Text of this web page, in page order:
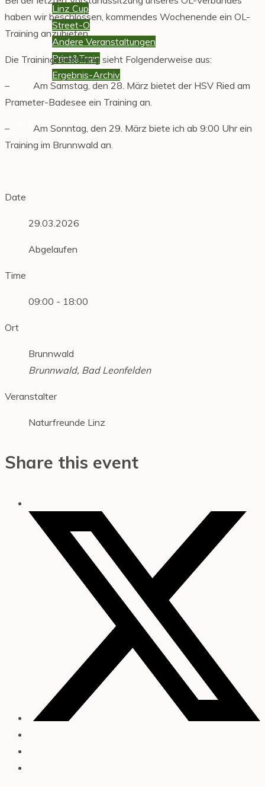
stellt
sich
Ausschreibungen,
Ergebnisse,
Berichte
von
Linz Cup
Street-O
Andere Veranstaltungen
Print&Train
Ergebnis-Archiv
Karten
Links
haben wir beschlossen, kommendes Wochenende ein OL-
Training anzubieten.
Die Trainingseinteilung sieht Folgenderweise aus:
– Am Samstag, den 28. März bietet der HSV Ried am
Prameter-Badesee ein Training an.
– Am Sonntag, den 29. März biete ich ab 9:00 Uhr ein
Training im Brunnwald an.
Date
29.03.2026
Abgelaufen
Time
09:00 - 18:00
Ort
Brunnwald
Brunnwald, Bad Leonfelden
Veranstalter
Naturfreunde Linz
Share this event